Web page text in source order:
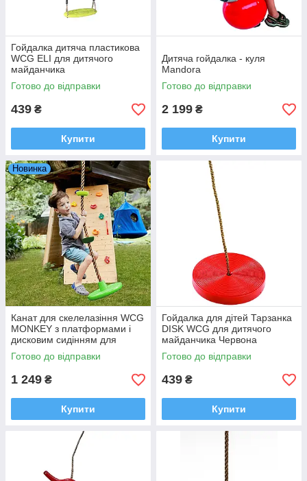
Гойдалка дитяча пластикова
WCG ELI для дитячого
майданчика
Готово до відправки
439 ₴
Купити
Дитяча гойдалка - куля
Mandora
Готово до відправки
2 199 ₴
Купити
Новинка
Канат для скелелазіння WCG
MONKEY з платформами і
дисковим сидінням для
дитячого майданчика
Зелений
Готово до відправки
1 249 ₴
Купити
Гойдалка для дітей Тарзанка
DISK WCG для дитячого
майданчика Червона
Готово до відправки
439 ₴
Купити